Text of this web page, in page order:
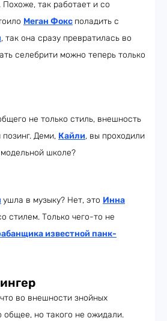
так работает и со
Меган Фокс поладить с
, так она сразу превратилась во
селебрити можно теперь только
не только стиль, внешность
позинг. Деми, Кайли, вы проходили
школе?
ушла в музыку? Нет, это Инна
стилем. Только чего-то не
известной панк-
во внешности знойных
общее, но такого не ожидали.